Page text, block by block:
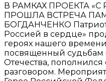
В РАМКАХ ПРОЕКТА «С
ПРОШЛА ВСТРЕЧА
БОГДАНЧЕНКО
Россией в сердце»
героях нашего
посвященный судьбам
Отечества,
разговором.